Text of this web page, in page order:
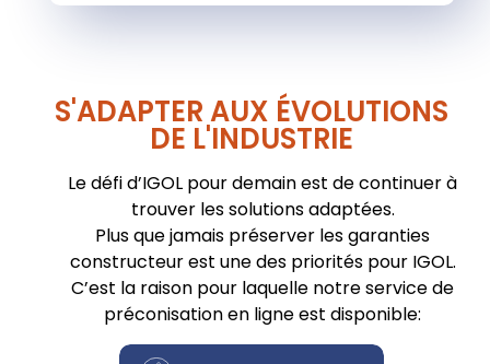
S'ADAPTER AUX ÉVOLUTIONS
DE L'INDUSTRIE
Le défi d’IGOL pour demain est de continuer à
trouver les solutions adaptées.
Plus que jamais préserver les garanties
constructeur est une des priorités pour IGOL.
C’est la raison pour laquelle notre service de
préconisation en ligne est disponible: